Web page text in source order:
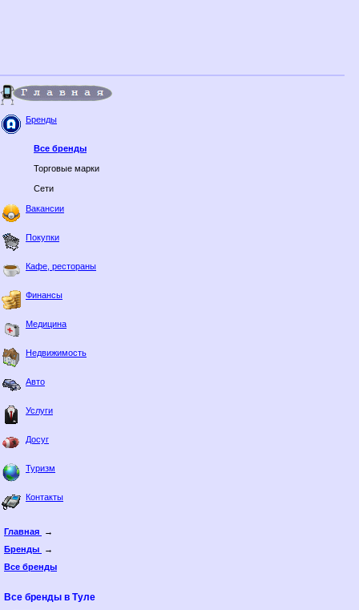
Бренды
Все бренды
Торговые марки
Сети
Вакансии
Покупки
Кафе, рестораны
Финансы
Медицина
Недвижимость
Авто
Услуги
Досуг
Туризм
Контакты
Главная
→
Бренды
→
Все бренды
Все бренды в Туле